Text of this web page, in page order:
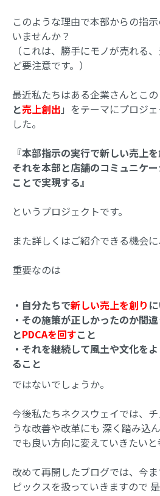
このような理由で本部からの指
いませんか？
（これは、勝手にモノが売れる
ど要注意です。）
最近私たちはある企業さんとこ
と売上創出 」をテーマにプロジ
した。
『本部指示の実行で新しい売上
それを本部と店舗のコミュニケ
ことで実現する』
というプロジェクトです。
また詳しくはご紹介できる機会に
重要なのは
・自分たちで新しい売上を創り
・その施策が正しかったのか間
とPDCAを回すこと
・それを継続して風土や文化を
ること
ではないでしょうか。
今後私たちネクスウェイでは、
うな改善や改革にも 深く踏み込
でも良い方向に変えていきたいと
改めて再開したブログでは、今
ピックスを扱っていきますので